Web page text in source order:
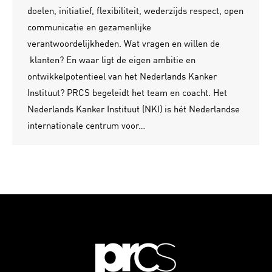
doelen, initiatief, flexibiliteit, wederzijds respect, open
communicatie en gezamenlijke
verantwoordelijkheden. Wat vragen en willen de
klanten? En waar ligt de eigen ambitie en
ontwikkelpotentieel van het Nederlands Kanker
Instituut? PRCS begeleidt het team en coacht. Het
Nederlands Kanker Instituut (NKI) is hét Nederlandse
internationale centrum voor…